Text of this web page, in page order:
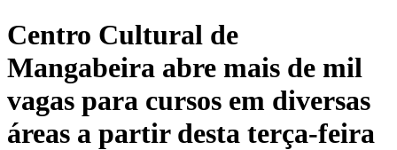
Centro Cultural de
Mangabeira abre mais de mil
vagas para cursos em diversas
áreas a partir desta terça-feira